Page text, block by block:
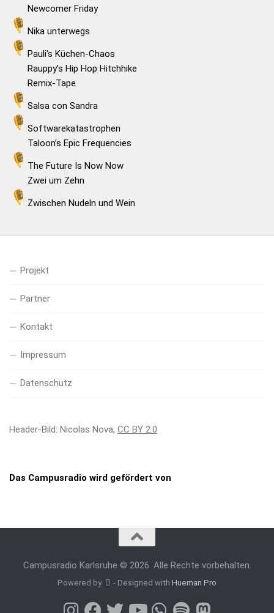
Newcomer Friday
Nika unterwegs
Pauli's Küchen-Chaos
Rauppy’s Hip Hop Hitchhike
Remix-Tape
Salsa con Sandra
Softwarekatastrophen
Taloon’s Epic Frequencies
The Future Is Now Now
Zwei um Zehn
Zwischen Nudeln und Wein
Projekt
Partner
Kontakt
Impressum
Datenschutz
Header-Bild: Nicolas Nova, CC BY 2.0
Das Campusradio wird gefördert von
Campusradio Karlsruhe © 2026. Alle Rechte vorbehalten.
Powered by - Designed withHueman Pro